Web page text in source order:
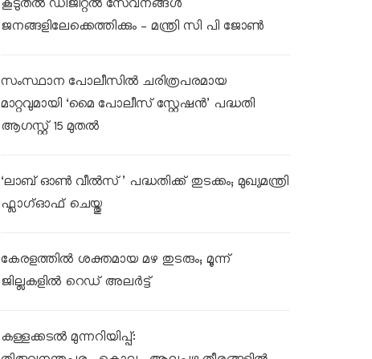
കൂടുതൽ ഡിജിറ്റൽ സേവനങ്ങൾ
ജനങ്ങളിലേക്കെത്തിക്കും – മന്ത്രി സി പി ജോൺ
സംസ്ഥാന പോലീസിൽ ചരിത്രപരമായ
മാറ്റവുമായി ‘മൈ പോലീസ് സ്റ്റേഷൻ’ പദ്ധതി
ആഗസ്റ്റ് 15 മുതൽ
‘ലാബ് ഓൺ വീൽസ്’ പദ്ധതിക്ക് തുടക്കം; മുഖ്യമന്ത്രി
ഫ്ലാഗ്ഓഫ് ചെയ്തു
കേരളത്തിൽ ശക്തമായ മഴ തുടരും; മൂന്ന്
ജില്ലകളിൽ റെഡ് അലർട്ട്
കള്ളക്കടൽ മുന്നറിയിപ്പ്: